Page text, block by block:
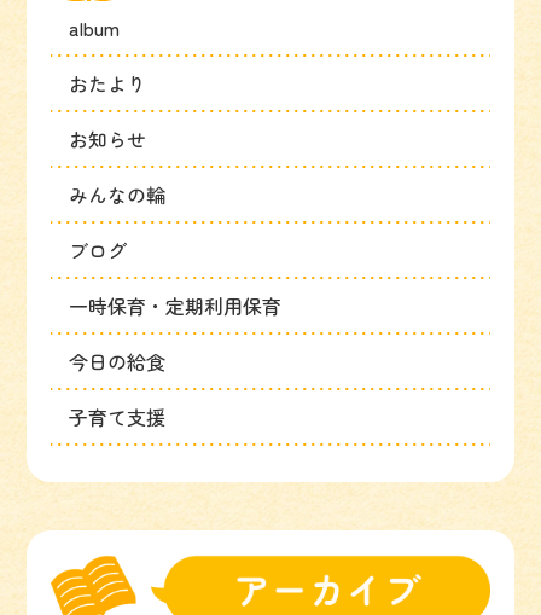
album
おたより
お知らせ
みんなの輪
ブログ
一時保育・定期利用保育
今日の給食
子育て支援